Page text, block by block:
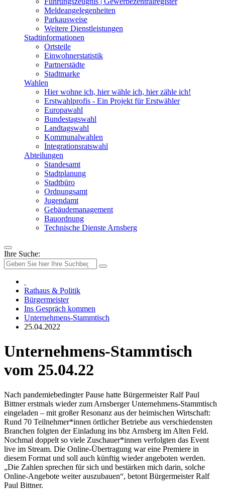
Meldeangelegenheiten
Parkausweise
Weitere Dienstleistungen
Stadtinformationen
Ortsteile
Einwohnerstatistik
Partnerstädte
Stadtmarke
Wahlen
Hier wohne ich, hier wähle ich, hier zähle ich!
Erstwahlprofis - Ein Projekt für Erstwähler
Europawahl
Bundestagswahl
Landtagswahl
Kommunalwahlen
Integrationsratswahl
Abteilungen
Standesamt
Stadtplanung
Stadtbüro
Ordnungsamt
Jugendamt
Gebäudemanagement
Bauordnung
Technische Dienste Arnsberg
Ihre Suche:
Rathaus & Politik
Bürgermeister
Ins Gespräch kommen
Unternehmens-Stammtisch
25.04.2022
Unternehmens-Stammtisch
vom 25.04.22
Nach pandemiebedingter Pause hatte Bürgermeister Ralf Paul
Bittner erstmals wieder zum Arnsberger Unternehmens-Stammtisch
eingeladen – mit großer Resonanz aus der heimischen Wirtschaft:
Rund 70 Teilnehmer*innen örtlicher Betriebe aus verschiedensten
Branchen folgten der Einladung ins bbz Arnsberg im Alten Feld.
Nochmal doppelt so viele Zuschauer*innen verfolgten das Event
live im Stream. Die Online-Übertragung war eine Premiere in
diesem Format und soll auch künftig wieder angeboten werden.
„Die Zahlen sprechen für sich und bestärken mich darin, solche
Online-Angebote weiter auszubauen“, betont Bürgermeister Ralf
Paul Bittner.